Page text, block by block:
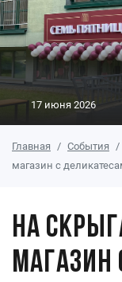
17 июня 2026
Главная События
магазин с
На
магазин